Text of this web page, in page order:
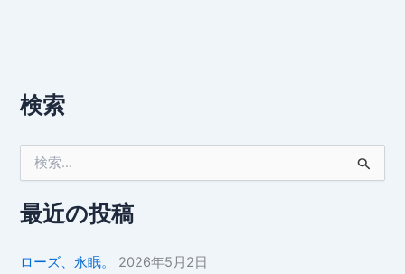
検索
象
:最近の投稿
ローズ、永眠。
2026年5月2日